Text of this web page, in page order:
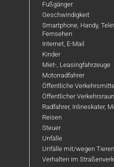
Fußgänger
Geschwindigkeit
Smartphone, Handy,
Fernsehen
Internet, E-Mail
Kinder
Miet-, Leasingfahrzeuge
Motorradfahrer
Öffentliche
Öffentlicher
Radfahrer, Inlineskater,
Reisen
Steuer
Unfälle
Unfälle mit/wegen Tieren
Verhalten im